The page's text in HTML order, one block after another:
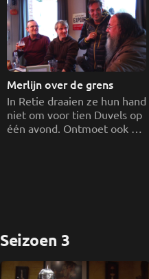
Merlijn over de grens
In Retie draaien ze hun hand
niet om voor tien Duvels op
één avond. Ontmoet ook
Seizoen 3